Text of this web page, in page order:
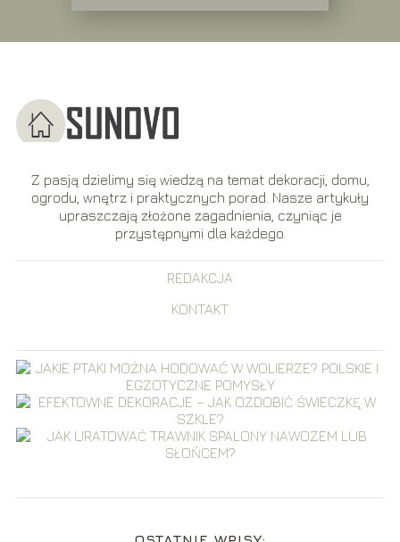
Z pasją dzielimy się wiedzą na temat dekoracji, domu,
ogrodu, wnętrz i praktycznych porad. Nasze artykuły
upraszczają złożone zagadnienia, czyniąc je
przystępnymi dla każdego.
REDAKCJA
KONTAKT